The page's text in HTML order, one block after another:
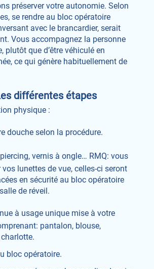
préserver votre autonomie. Selon
se rendre au bloc opératoire
avec le brancardier, serait
Vous accompagnez la personne
plutôt que d’être véhiculé en
ce qui génère habituellement de
différentes étapes
physique :
douche selon la procédure.
vernis à ongle… RMQ: vous
lunettes de vue, celles-ci seront
en sécurité au bloc opératoire
de réveil.
à usage unique mise à votre
pantalon, blouse,
bloc opératoire.